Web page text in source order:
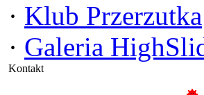
· Klub Przerzutka
· Galeria
Kontakt